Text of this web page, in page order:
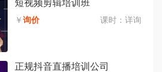
短视频剪辑培训班
￥询价 课时： 详询
正规抖音直播培训公司